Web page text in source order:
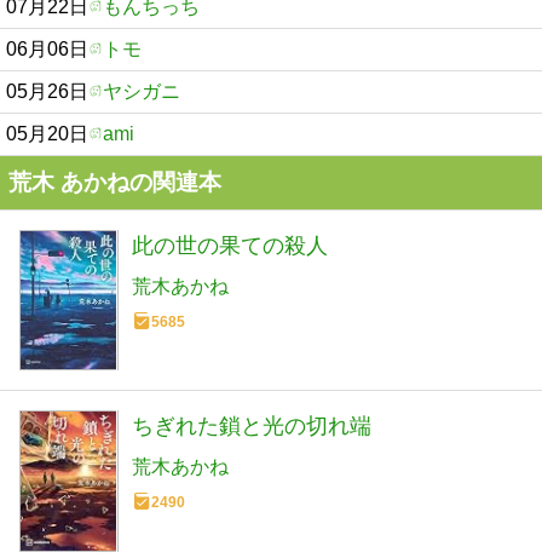
07月22日 もんちっち
06月06日 トモ
05月26日 ヤシガニ
05月20日 ami
荒木 あかねの関連本
此の世の果ての殺人
荒木あかね
5685
ちぎれた鎖と光の切れ端
荒木あかね
2490